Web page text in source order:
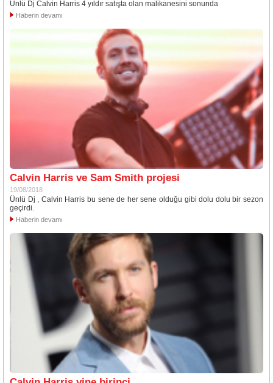
Ünlü Dj Calvin Harris 4 yıldır satışta olan malikanesini sonunda
Haberin devamı
Calvin Harris ve Sam Smith projesi
19/08/2018
Ünlü Dj , Calvin Harris bu sene de her sene olduğu gibi dolu dolu bir sezon
geçirdi.
Haberin devamı